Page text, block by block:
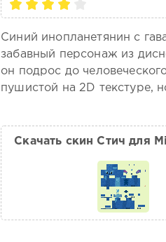
Синий инопланетянин с
забавный персонаж из
он подрос до
пушистой на 2D текстуре,
Скачать скин Стич для